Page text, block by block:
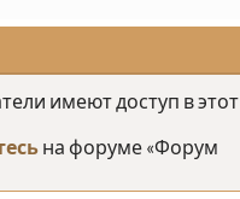
имеют доступ в этот
на форуме «Форум